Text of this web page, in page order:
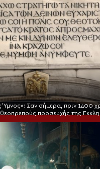
Σαν σήμερα, πριν 1400
προσευχής της